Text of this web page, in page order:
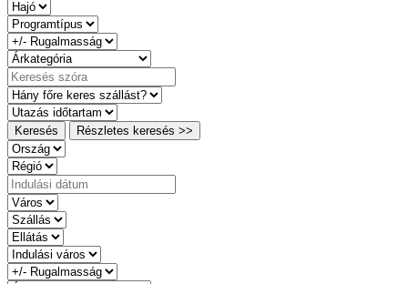
Keresés Részletes keresés >>